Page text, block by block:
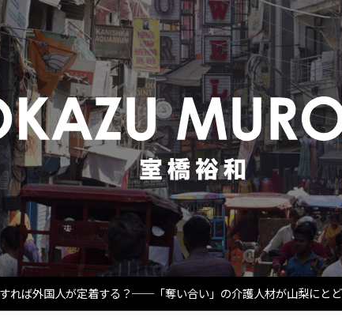
れば外国人が定着する？──「奪い合い」の介護人材が山梨にとど